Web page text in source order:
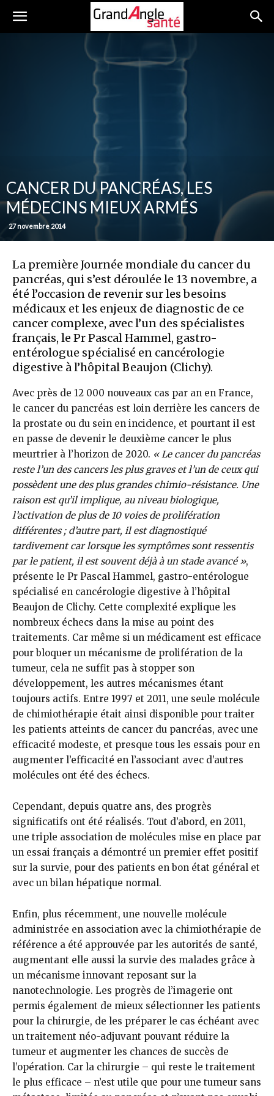
CANCER DU PANCRÉAS, LES
MÉDECINS MIEUX ARMÉS
27 novembre 2014
La première Journée mondiale du cancer du
pancréas, qui s’est déroulée le 13 novembre, a
été l’occasion de revenir sur les besoins
médicaux et les enjeux de diagnostic de ce
cancer complexe, avec l’un des spécialistes
français, le Pr Pascal Hammel, gastro-
entérologue spécialisé en cancérologie
digestive à l’hôpital Beaujon (Clichy).
Avec près de 12 000 nouveaux cas par an en France,
le cancer du pancréas est loin derrière les cancers de
la prostate ou du sein en incidence, et pourtant il est
en passe de devenir le deuxième cancer le plus
meurtrier à l’horizon de 2020. « Le cancer du pancréas
reste l’un des cancers les plus graves et l’un de ceux qui
possèdent une des plus grandes chimio-résistance. Une
raison est qu’il implique, au niveau biologique,
l’activation de plus de 10 voies de prolifération
différentes ; d’autre part, il est diagnostiqué
tardivement car lorsque les symptômes sont ressentis
par le patient, il est souvent déjà à un stade avancé »,
présente le Pr Pascal Hammel, gastro-entérologue
spécialisé en cancérologie digestive à l’hôpital
Beaujon de Clichy. Cette complexité explique les
nombreux échecs dans la mise au point des
traitements. Car même si un médicament est efficace
pour bloquer un mécanisme de prolifération de la
tumeur, cela ne suffit pas à stopper son
développement, les autres mécanismes étant
toujours actifs. Entre 1997 et 2011, une seule molécule
de chimiothérapie était ainsi disponible pour traiter
les patients atteints de cancer du pancréas, avec une
efficacité modeste, et presque tous les essais pour en
augmenter l’efficacité en l’associant avec d’autres
molécules ont été des échecs.
Cependant, depuis quatre ans, des progrès
significatifs ont été réalisés. Tout d’abord, en 2011,
une triple association de molécules mise en place par
un essai français a démontré un premier effet positif
sur la survie, pour des patients en bon état général et
avec un bilan hépatique normal.
Enfin, plus récemment, une nouvelle molécule
administrée en association avec la chimiothérapie de
référence a été approuvée par les autorités de santé,
augmentant elle aussi la survie des malades grâce à
un mécanisme innovant reposant sur la
nanotechnologie. Les progrès de l’imagerie ont
permis également de mieux sélectionner les patients
pour la chirurgie, de les préparer le cas échéant avec
un traitement néo-adjuvant pouvant réduire la
tumeur et augmenter les chances de succès de
l’opération. Car la chirurgie – qui reste le traitement
le plus efficace – n’est utile que pour une tumeur sans